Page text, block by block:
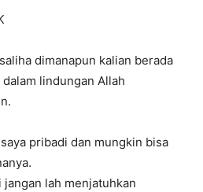
dimanapun kalian berada
lindungan Allah
pribadi dan mungkin bisa
lah menjatuhkan